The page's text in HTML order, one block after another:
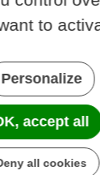
majeurpour
y compris ses
et
D ?
to
Personalize
accept all
all cookies